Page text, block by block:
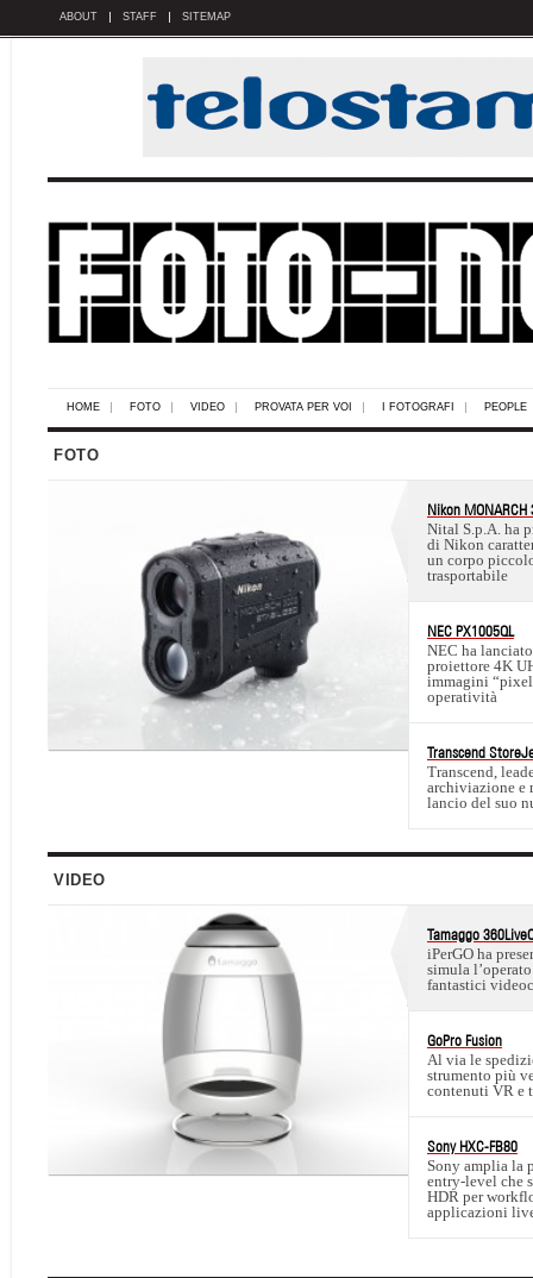
ABOUT STAFF SITEMAP
HOME FOTO VIDEO PROVATA PER VOI I FOTOGRAFI PEOPLE
FOTO
Nikon MONARCH
Nital S.p.A. ha
di Nikon
un corpo
trasportabile
NEC PX1005QL
NEC ha
proiettore 4K
immagini “pixel
operatività
Transcend
Transcend,
archiviazione e
lancio del suo
VIDEO
Tamaggo
iPerGO ha
simula
fantastici
GoPro Fusion
Al via le
strumento più
contenuti VR e
Sony HXC-FB80
Sony amplia la
entry-level che
HDR per
applicazioni